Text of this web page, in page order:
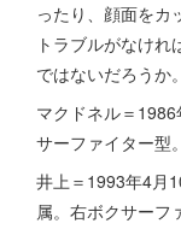
ったり、顔面をカ
トラブルがなけ
ではないだろうか
マクドネル＝
サーファイター型
井上＝1993年4月
属。右ボクサーフ